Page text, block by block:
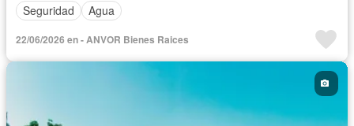
Seguridad
Agua
22/06/2026 en - ANVOR Bienes Raices